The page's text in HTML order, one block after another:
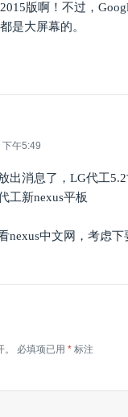
版啊！不过，
是大屏幕的。
：午5:49
出消息了，LG代工
工新nexus平板
nexus中文网，考虑下
必填项已用* 标注